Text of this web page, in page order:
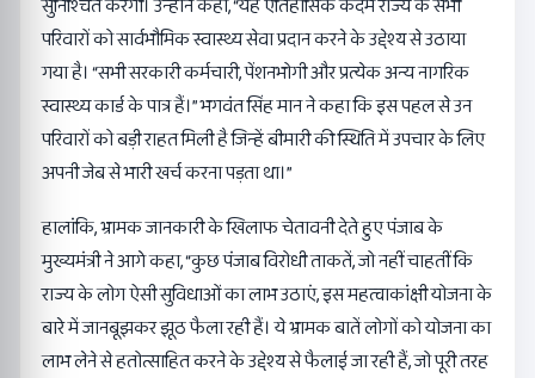
सुनिश्चित करेगी। उन्होंने कहा, “यह ऐतिहासिक कदम राज्य के सभी
परिवारों को सार्वभौमिक स्वास्थ्य सेवा प्रदान करने के उद्देश्य से उठाया
गया है। “सभी सरकारी कर्मचारी, पेंशनभोगी और प्रत्येक अन्य नागरिक
स्वास्थ्य कार्ड के पात्र हैं।” भगवंत सिंह मान ने कहा कि इस पहल से उन
परिवारों को बड़ी राहत मिली है जिन्हें बीमारी की स्थिति में उपचार के लिए
अपनी जेब से भारी खर्च करना पड़ता था।”
हालांकि, भ्रामक जानकारी के खिलाफ चेतावनी देते हुए पंजाब के
मुख्यमंत्री ने आगे कहा, “कुछ पंजाब विरोधी ताकतें, जो नहीं चाहतीं कि
राज्य के लोग ऐसी सुविधाओं का लाभ उठाएं, इस महत्वाकांक्षी योजना के
बारे में जानबूझकर झूठ फैला रही हैं। ये भ्रामक बातें लोगों को योजना का
लाभ लेने से हतोत्साहित करने के उद्देश्य से फैलाई जा रही हैं, जो पूरी तरह